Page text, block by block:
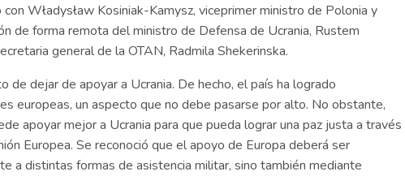
Władysław Kosiniak-Kamysz, viceprimer ministro de Polonia y
de forma remota del ministro de Defensa de Ucrania, Rustem
general de la OTAN, Radmila Shekerinska.
dejar de apoyar a Ucrania. De hecho, el país ha logrado
europeas, un aspecto que no debe pasarse por alto. No obstante,
apoyar mejor a Ucrania para que pueda lograr una paz justa a través
Europea. Se reconoció que el apoyo de Europa deberá ser
a distintas formas de asistencia militar, sino también mediante